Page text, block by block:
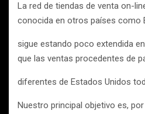
La red de tiendas de venta on-
conocida en otros países como
sigue estando poco extendida
que las ventas procedentes de
diferentes de Estados Unidos
Nuestro principal objetivo es,